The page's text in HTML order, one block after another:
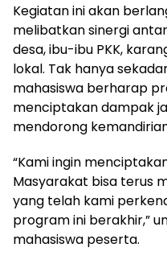
Kegiatan ini akan
melibatkan sinergi
desa, ibu-ibu PKK,
lokal. Tak hanya
mahasiswa berharap
menciptakan dampak
mendorong
“Kami ingin
Masyarakat bisa terus
yang telah kami
program ini berakhir,”
mahasiswa peserta.